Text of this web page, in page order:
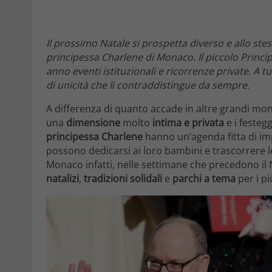
Il prossimo Natale si prospetta diverso e allo
principessa Charlene di Monaco. Il piccolo
anno eventi istituzionali e ricorrenze private. A
di unicità che li contraddistingue da sempre.
A differenza di quanto accade in altre grandi
una dimensione molto intima e privata e i
principessa Charlene hanno un’agenda fitta di
possono dedicarsi ai loro bambini e trascorrere
Monaco infatti, nelle settimane che precedono
natalizi, tradizioni solidali e parchi a tema per i